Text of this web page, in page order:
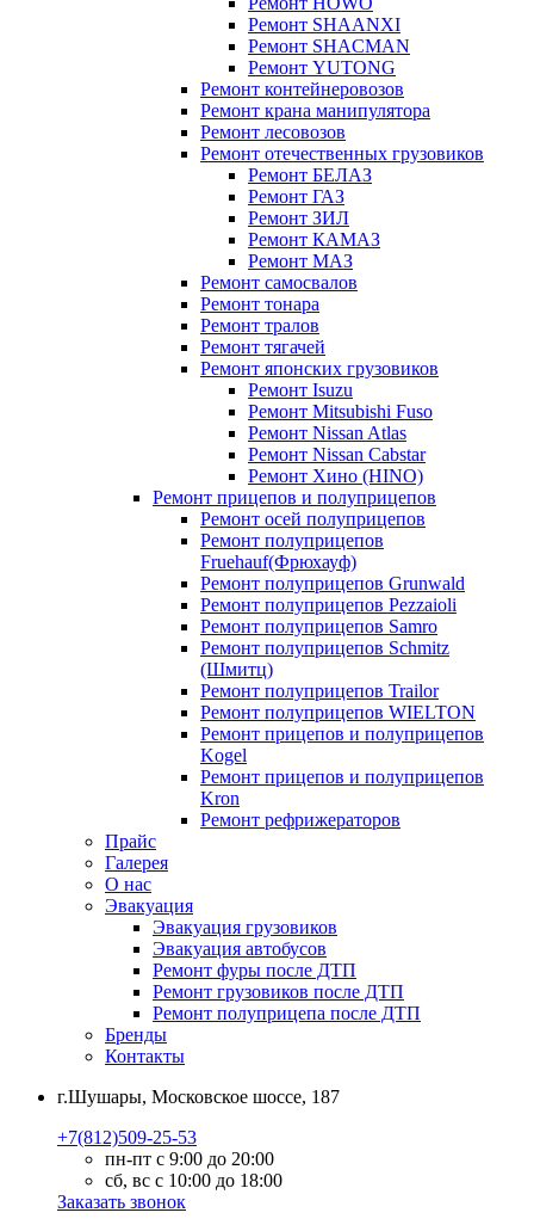
Ремонт SHAANXI
Ремонт SHACMAN
Ремонт YUTONG
Ремонт контейнеровозов
Ремонт крана манипулятора
Ремонт лесовозов
Ремонт отечественных грузовиков
Ремонт БЕЛАЗ
Ремонт ГАЗ
Ремонт ЗИЛ
Ремонт КАМАЗ
Ремонт МАЗ
Ремонт самосвалов
Ремонт тонара
Ремонт тралов
Ремонт тягачей
Ремонт японских грузовиков
Ремонт Isuzu
Ремонт Mitsubishi Fuso
Ремонт Nissan Atlas
Ремонт Nissan Cabstar
Ремонт Хино (HINO)
Ремонт прицепов и полуприцепов
Ремонт осей полуприцепов
Ремонт полуприцепов
Fruehauf(Фрюхауф)
Ремонт полуприцепов Grunwald
Ремонт полуприцепов Pezzaioli
Ремонт полуприцепов Samro
Ремонт полуприцепов Schmitz
(Шмитц)
Ремонт полуприцепов Trailor
Ремонт полуприцепов WIELTON
Ремонт прицепов и полуприцепов
Kogel
Ремонт прицепов и полуприцепов
Kron
Ремонт рефрижераторов
Прайс
Галерея
О нас
Эвакуация
Эвакуация грузовиков
Эвакуация автобусов
Ремонт фуры после ДТП
Ремонт грузовиков после ДТП
Ремонт полуприцепа после ДТП
Бренды
Контакты
г.Шушары, Московское шоссе, 187
+7(812)509-25-53
пн-пт с 9:00 до 20:00
сб, вс с 10:00 до 18:00
Заказать звонок